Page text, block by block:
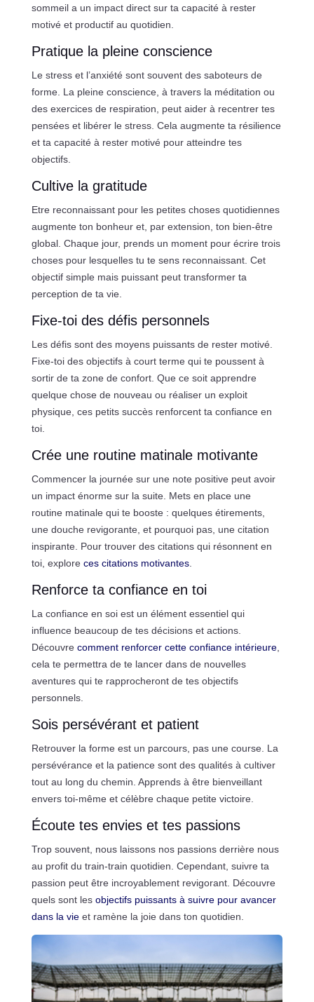
sommeil a un impact direct sur ta capacité à rester
motivé et productif au quotidien.
Pratique la pleine conscience
Le stress et l’anxiété sont souvent des saboteurs de
forme. La pleine conscience, à travers la méditation ou
des exercices de respiration, peut aider à recentrer tes
pensées et libérer le stress. Cela augmente ta résilience
et ta capacité à rester motivé pour atteindre tes
objectifs.
Cultive la gratitude
Etre reconnaissant pour les petites choses quotidiennes
augmente ton bonheur et, par extension, ton bien-être
global. Chaque jour, prends un moment pour écrire trois
choses pour lesquelles tu te sens reconnaissant. Cet
objectif simple mais puissant peut transformer ta
perception de ta vie.
Fixe-toi des défis personnels
Les défis sont des moyens puissants de rester motivé.
Fixe-toi des objectifs à court terme qui te poussent à
sortir de ta zone de confort. Que ce soit apprendre
quelque chose de nouveau ou réaliser un exploit
physique, ces petits succès renforcent ta confiance en
toi.
Crée une routine matinale motivante
Commencer la journée sur une note positive peut avoir
un impact énorme sur la suite. Mets en place une
routine matinale qui te booste : quelques étirements,
une douche revigorante, et pourquoi pas, une citation
inspirante. Pour trouver des citations qui résonnent en
toi, explore ces citations motivantes.
Renforce ta confiance en toi
La confiance en soi est un élément essentiel qui
influence beaucoup de tes décisions et actions.
Découvre comment renforcer cette confiance intérieure,
cela te permettra de te lancer dans de nouvelles
aventures qui te rapprocheront de tes objectifs
personnels.
Sois persévérant et patient
Retrouver la forme est un parcours, pas une course. La
persévérance et la patience sont des qualités à cultiver
tout au long du chemin. Apprends à être bienveillant
envers toi-même et célèbre chaque petite victoire.
Écoute tes envies et tes passions
Trop souvent, nous laissons nos passions derrière nous
au profit du train-train quotidien. Cependant, suivre ta
passion peut être incroyablement revigorant. Découvre
quels sont les objectifs puissants à suivre pour avancer
dans la vieet ramène la joie dans ton quotidien.